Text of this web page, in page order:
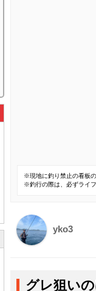
※現地に釣り禁止の看板
※釣行の際は、必ずライ
yko3
グレ狙いの